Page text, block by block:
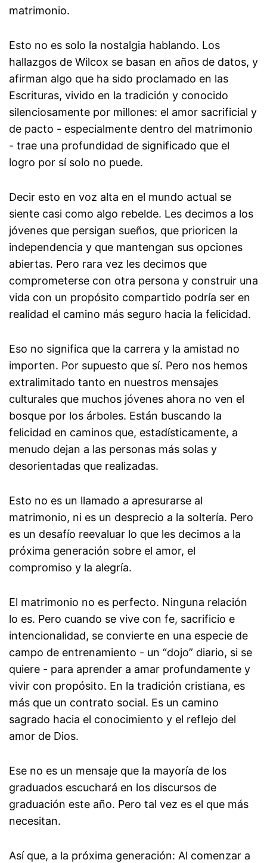
matrimonio.
Esto no es solo la nostalgia hablando. Los
hallazgos de Wilcox se basan en años de datos, y
afirman algo que ha sido proclamado en las
Escrituras, vivido en la tradición y conocido
silenciosamente por millones: el amor sacrificial y
de pacto - especialmente dentro del matrimonio
- trae una profundidad de significado que el
logro por sí solo no puede.
Decir esto en voz alta en el mundo actual se
siente casi como algo rebelde. Les decimos a los
jóvenes que persigan sueños, que prioricen la
independencia y que mantengan sus opciones
abiertas. Pero rara vez les decimos que
comprometerse con otra persona y construir una
vida con un propósito compartido podría ser en
realidad el camino más seguro hacia la felicidad.
Eso no significa que la carrera y la amistad no
importen. Por supuesto que sí. Pero nos hemos
extralimitado tanto en nuestros mensajes
culturales que muchos jóvenes ahora no ven el
bosque por los árboles. Están buscando la
felicidad en caminos que, estadísticamente, a
menudo dejan a las personas más solas y
desorientadas que realizadas.
Esto no es un llamado a apresurarse al
matrimonio, ni es un desprecio a la soltería. Pero
es un desafío reevaluar lo que les decimos a la
próxima generación sobre el amor, el
compromiso y la alegría.
El matrimonio no es perfecto. Ninguna relación
lo es. Pero cuando se vive con fe, sacrificio e
intencionalidad, se convierte en una especie de
campo de entrenamiento - un “dojo” diario, si se
quiere - para aprender a amar profundamente y
vivir con propósito. En la tradición cristiana, es
más que un contrato social. Es un camino
sagrado hacia el conocimiento y el reflejo del
amor de Dios.
Ese no es un mensaje que la mayoría de los
graduados escuchará en los discursos de
graduación este año. Pero tal vez es el que más
necesitan.
Así que, a la próxima generación: Al comenzar a